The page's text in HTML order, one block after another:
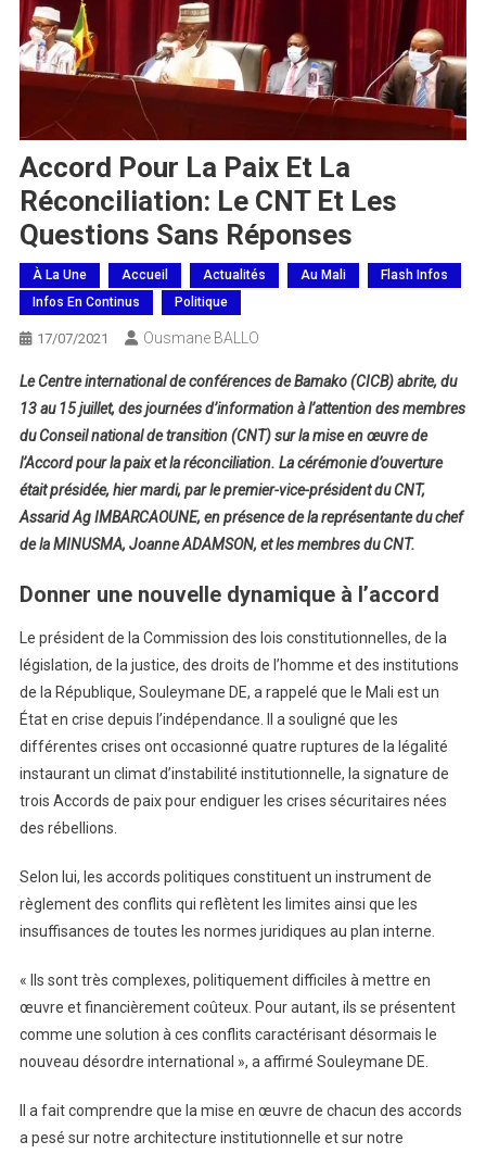
Accord Pour La Paix Et La
Réconciliation: Le CNT Et Les
Questions Sans Réponses
À La Une Accueil Actualités Au Mali
Flash Infos
Infos En Continus
Politique
17/07/2021 Ousmane BALLO
Le Centre international de conférences de Bamako (CICB) abrite, du
13 au 15 juillet, des journées d’information à l’attention des membres
du Conseil national de transition (CNT) sur la mise en œuvre de
l’Accord pour la paix et la réconciliation. La cérémonie d’ouverture
était présidée, hier mardi, par le premier-vice-président du CNT,
Assarid Ag IMBARCAOUNE, en présence de la représentante du chef
de la MINUSMA, Joanne ADAMSON, et les membres du CNT.
Donner une nouvelle dynamique à l’accord
Le président de la Commission des lois constitutionnelles, de la
législation, de la justice, des droits de l’homme et des institutions
de la République, Souleymane DE, a rappelé que le Mali est un
État en crise depuis l’indépendance. Il a souligné que les
différentes crises ont occasionné quatre ruptures de la légalité
instaurant un climat d’instabilité institutionnelle, la signature de
trois Accords de paix pour endiguer les crises sécuritaires nées
des rébellions.
Selon lui, les accords politiques constituent un instrument de
règlement des conflits qui reflètent les limites ainsi que les
insuffisances de toutes les normes juridiques au plan interne.
« Ils sont très complexes, politiquement difficiles à mettre en
œuvre et financièrement coûteux. Pour autant, ils se présentent
comme une solution à ces conflits caractérisant désormais le
nouveau désordre international », a affirmé Souleymane DE.
Il a fait comprendre que la mise en œuvre de chacun des accords
a pesé sur notre architecture institutionnelle et sur notre